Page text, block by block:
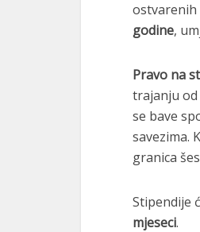
godine,
Pravo na
trajanju od
se bave
savezima.
granica
Stipendije
mjeseci.